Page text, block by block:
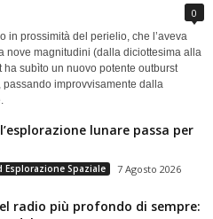
0
in prossimità del perielio, che l’aveva
nove magnitudini (dalla diciottesima alla
subìto un nuovo potente outburst
improvvisamente dalla
lunare passa per
Esplorazione Spaziale 7 Agosto 2026
radio più profondo di sempre: